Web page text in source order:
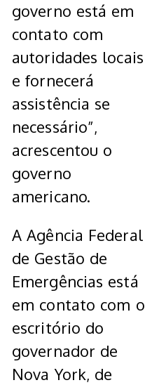
governo está em
contato com
autoridades locais
e fornecerá
assistência se
necessário”,
acrescentou o
governo
americano.
A Agência Federal
de Gestão de
Emergências está
em contato com o
escritório do
governador de
Nova York, de